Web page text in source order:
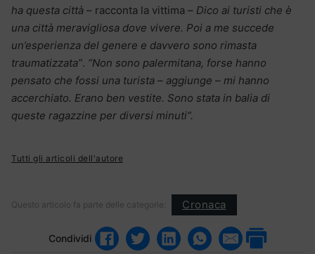
ha questa città – racconta la vittima – Dico ai turisti che è
una città meravigliosa dove vivere. Poi a me succede
un’esperienza del genere e davvero sono rimasta
traumatizzata”. “Non sono palermitana, forse hanno
pensato che fossi una turista – aggiunge – mi hanno
accerchiato. Erano ben vestite. Sono stata in balia di
queste ragazzine per diversi minuti”.
Tutti gli articoli dell'autore
Questo articolo fa parte delle categorie: Cronaca
Condividi